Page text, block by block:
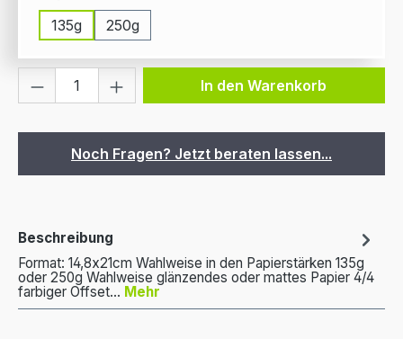
135g
250g
Produkt Anzahl: Gib denIn den Warenkorb
Noch Fragen? Jetzt beraten lassen...
Beschreibung
Format: 14,8x21cm Wahlweise in den Papierstärken 135g
oder 250g Wahlweise glänzendes oder mattes Papier 4/4
farbiger Offset… Mehr